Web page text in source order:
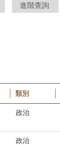
進階查詢
類別
政治
政治